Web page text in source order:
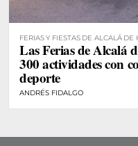
FERIAS Y FIESTAS DE ALCALÁ DE
Las Ferias de Alcalá
300 actividades con
deporte
ANDRÉS FIDALGO